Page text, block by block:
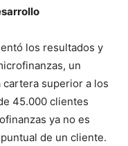
los resultados y
un
cartera superior a los
45.000 clientes
ya no es
de un cliente.